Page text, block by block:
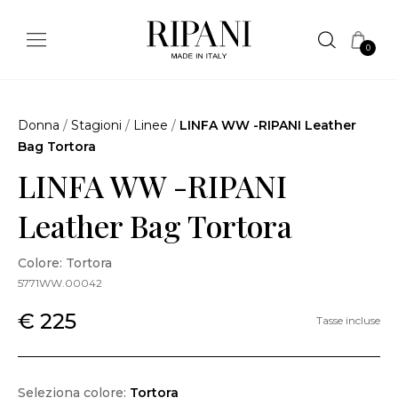
0
Donna / Stagioni / Linee / LINFA WW -RIPANI Leather
Bag Tortora
LINFA WW -RIPANI
Leather Bag Tortora
Colore: Tortora
5771WW.00042
€ 225 Tasse incluse
Seleziona colore: Tortora